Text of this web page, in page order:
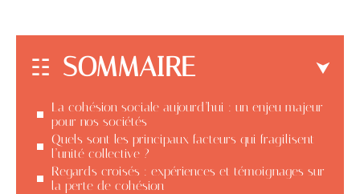
SOMMAIRE
La cohésion sociale aujourd’hui : un enjeu majeur
pour nos sociétés
Quels sont les principaux facteurs qui fragilisent
l’unité collective ?
Regards croisés : expériences et témoignages sur
la perte de cohésion